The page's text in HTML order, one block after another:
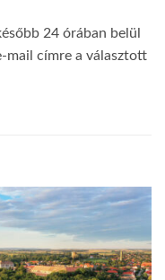
24 órában belül
mail címre a választott